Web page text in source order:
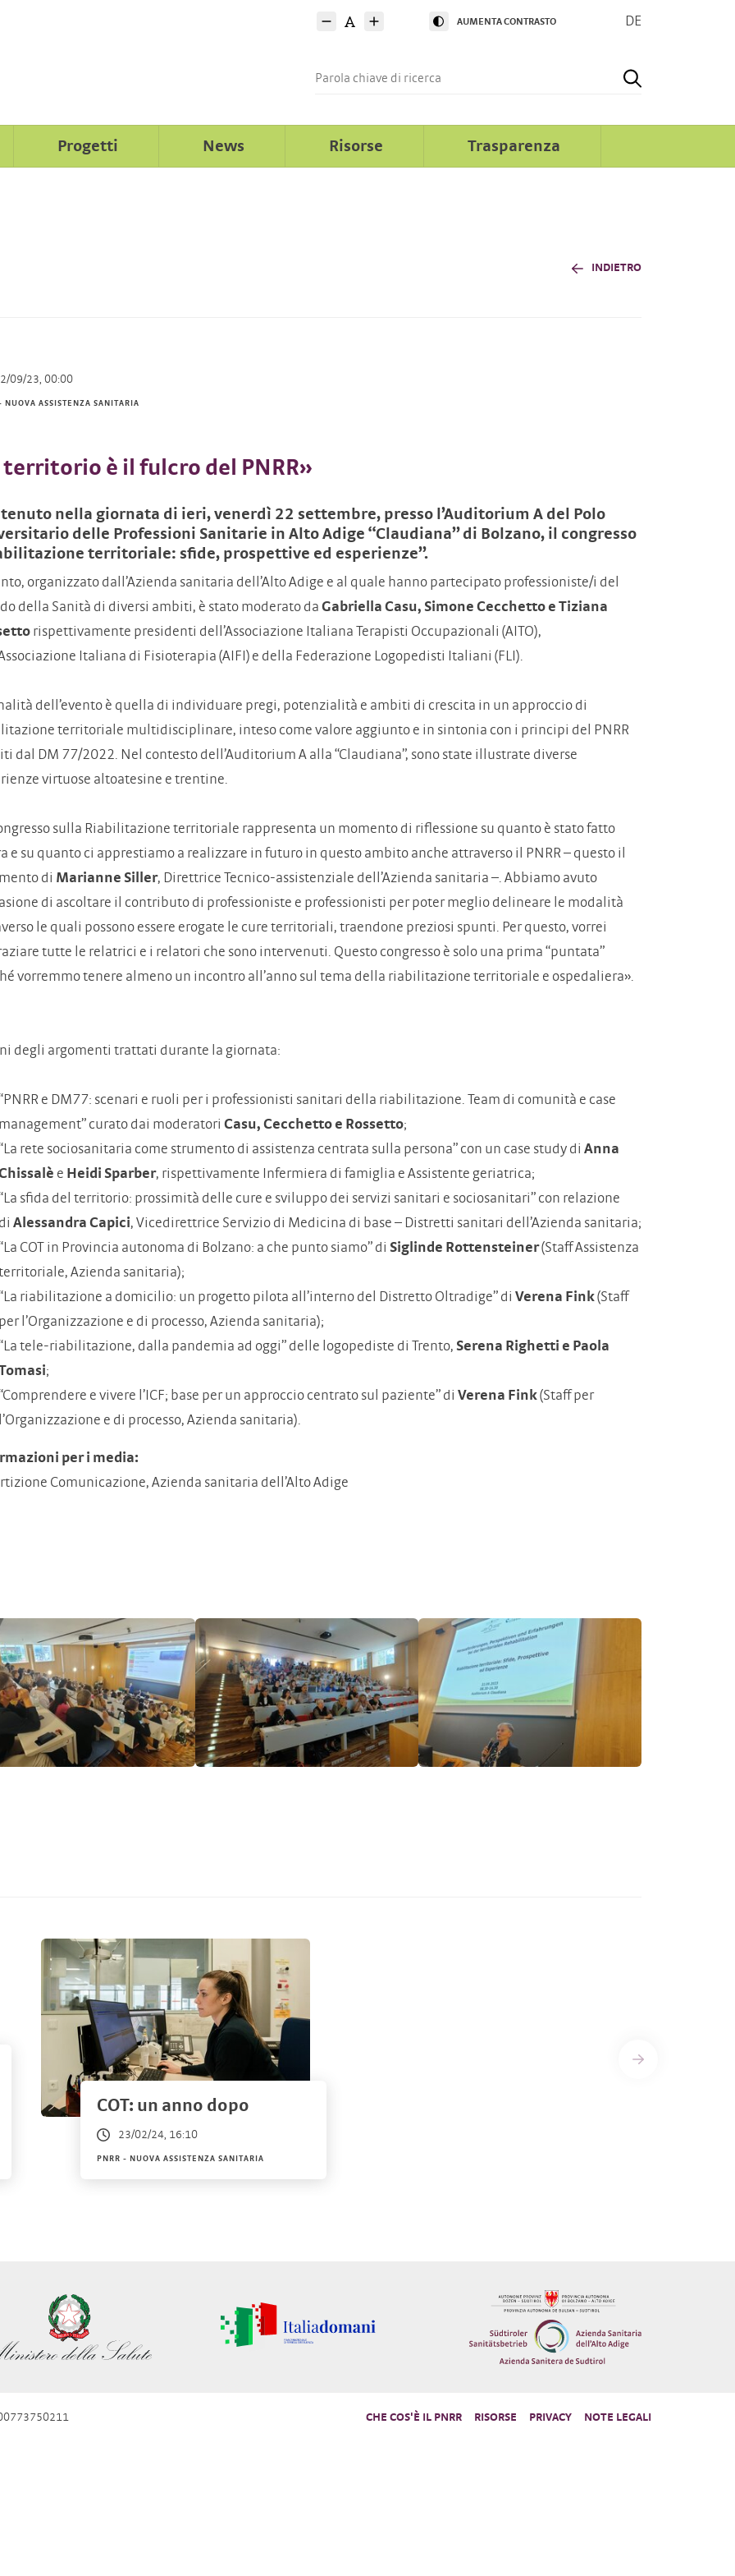
AUMENTA CONTRASTO DE
Progetti News Risorse Trasparenza
INDIETRO
09/23, 00:00
NUOVA ASSISTENZA SANITARIA
è il fulcro del PNRR»
tenuto nella giornata di ieri, venerdì 22 settembre, presso l’Auditorium A del Polo
delle Professioni Sanitarie in Alto Adige “Claudiana” di Bolzano, il congresso
territoriale: sfide, prospettive ed esperienze”.
organizzato dall’Azienda sanitaria dell’Alto Adige e al quale hanno partecipato professioniste/i del
della Sanità di diversi ambiti, è stato moderato da Gabriella Casu, Simone Cecchettoe Tiziana
rispettivamente presidenti dell’Associazione Italiana Terapisti Occupazionali (AITO),
Italiana di Fisioterapia (AIFI) e della Federazione Logopedisti Italiani (FLI).
dell’evento è quella di individuare pregi, potenzialità e ambiti di crescita in un approccio di
territoriale multidisciplinare, inteso come valore aggiunto e in sintonia con i principi del PNRR
dal DM 77/2022. Nel contesto dell’Auditorium A alla “Claudiana”, sono state illustrate diverse
virtuose altoatesine e trentine.
sulla Riabilitazione territoriale rappresenta un momento di riflessione su quanto è stato fatto
e su quanto ci apprestiamo a realizzare in futuro in questo ambito anche attraverso il PNRR – questo il
di Marianne Siller, Direttrice Tecnico-assistenziale dell’Azienda sanitaria –. Abbiamo avuto
di ascoltare il contributo di professioniste e professionisti per poter meglio delineare le modalità
le quali possono essere erogate le cure territoriali, traendone preziosi spunti. Per questo, vorrei
tutte le relatrici e i relatori che sono intervenuti. Questo congresso è solo una prima “puntata”
vorremmo tenere almeno un incontro all’anno sul tema della riabilitazione territoriale e ospedaliera».
degli argomenti trattati durante la giornata:
e DM77: scenari e ruoli per i professionisti sanitari della riabilitazione. Team di comunità e case
curato dai moderatori Casu, Cecchetto e Rossetto;
rete sociosanitaria come strumento di assistenza centrata sulla persona” con un case study di Anna
e Heidi Sparber, rispettivamente Infermiera di famiglia e Assistente geriatrica;
sfida del territorio: prossimità delle cure e sviluppo dei servizi sanitari e sociosanitari” con relazione
Alessandra Capici, Vicedirettrice Servizio di Medicina di base – Distretti sanitari dell’Azienda sanitaria;
COT in Provincia autonoma di Bolzano: a che punto siamo” di Siglinde Rottensteiner(Staff Assistenza
Azienda sanitaria);
riabilitazione a domicilio: un progetto pilota all’interno del Distretto Oltradige” di Verena Fink(Staff
l’Organizzazione e di processo, Azienda sanitaria);
tele-riabilitazione, dalla pandemia ad oggi” delle logopediste di Trento, Serena Righetti e Paola
;
e vivere l’ICF; base per un approccio centrato sul paziente” di Verena Fink(Staff per
e di processo, Azienda sanitaria).
per i media:
Comunicazione, Azienda sanitaria dell’Alto Adige
COT: un anno dopo
23/02/24, 16:10
PNRR - NUOVA ASSISTENZA SANITARIA
CHE COS'È IL PNRR RISORSE PRIVACY NOTE LEGALI